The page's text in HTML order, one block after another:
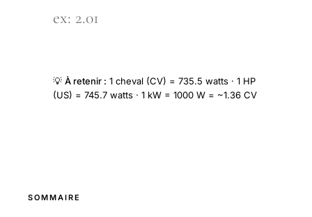
💡 À retenir : 1 cheval (CV) = 735.5 watts · 1 HP
(US) = 745.7 watts · 1 kW = 1000 W = ~1.36 CV
SOMMAIRE